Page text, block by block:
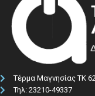
Τέρμα Μαγνησίας ΤΚ
Τηλ: 23210-49337​